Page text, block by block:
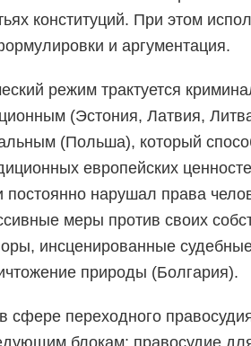
конституций. При этом
и аргументация.
режим трактуется
(Эстония, Латвия,
(Польша), который
европейских
постоянно нарушал права
меры против своих
инсценированные
природы (Болгария).
сфере переходного
блокам: правосудие